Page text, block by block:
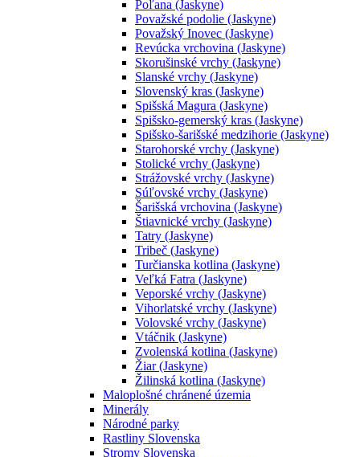
Poľana (Jaskyne)
Považské podolie (Jaskyne)
Považský Inovec (Jaskyne)
Revúcka vrchovina (Jaskyne)
Skorušinské vrchy (Jaskyne)
Slanské vrchy (Jaskyne)
Slovenský kras (Jaskyne)
Spišská Magura (Jaskyne)
Spišsko-gemerský kras (Jaskyne)
Spišsko-šarišské medzihorie (Jaskyne)
Starohorské vrchy (Jaskyne)
Stolické vrchy (Jaskyne)
Strážovské vrchy (Jaskyne)
Súľovské vrchy (Jaskyne)
Šarišská vrchovina (Jaskyne)
Štiavnické vrchy (Jaskyne)
Tatry (Jaskyne)
Tribeč (Jaskyne)
Turčianska kotlina (Jaskyne)
Veľká Fatra (Jaskyne)
Veporské vrchy (Jaskyne)
Vihorlatské vrchy (Jaskyne)
Volovské vrchy (Jaskyne)
Vtáčnik (Jaskyne)
Zvolenská kotlina (Jaskyne)
Žiar (Jaskyne)
Žilinská kotlina (Jaskyne)
Maloplošné chránené územia
Minerály
Národné parky
Rastliny Slovenska
Stromy Slovenska